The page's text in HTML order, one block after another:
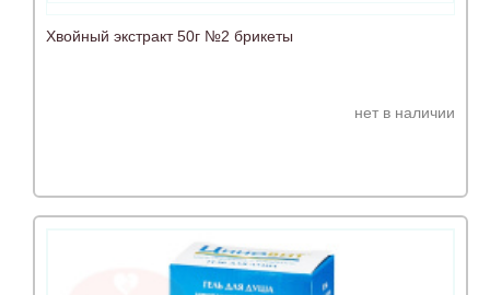
Хвойный экстракт 50г №2 брикеты
нет в наличии